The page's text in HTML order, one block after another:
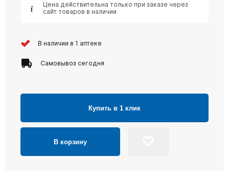
Цена действительна только при заказе через
сайт товаров в наличии
В наличии в 1 аптеке
Самовывоз сегодня
Купить в 1 клик
В корзину